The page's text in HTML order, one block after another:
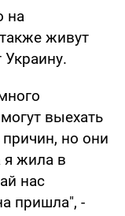
на
живут
выехать
но они
я жила в
нас
пришла", -